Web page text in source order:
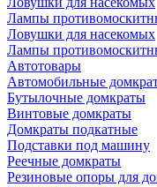
Лампы
Ловушки для насекомых
Лампы
Автотовары
Автомобильные
Бутылочные домкраты
Винтовые домкраты
Домкраты подкатные
Подставки под машину
Реечные домкраты
Резиновые опоры для